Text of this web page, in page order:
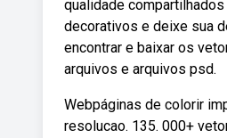
qualidade
decorativos e deixe sua
encontrar e baixar os
arquivos e arquivos psd.
Webpáginas de colorir
resolucao. 135. 000+